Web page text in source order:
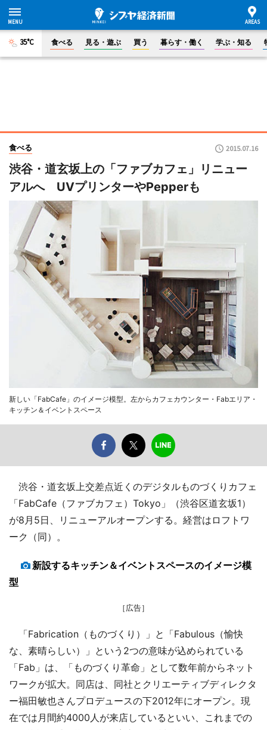
35°C 食べる 見る・遊ぶ 買う 暮らす・働く 学ぶ・知る
食べる 2015.07.16
渋谷・道玄坂上の「ファブカフェ」リニュー
アルへ UVプリンターやPepperも
新しい「FabCafe」のイメージ模型。左からカフェカウンター・Fabエリア・
キッチン＆イベントスペース
渋谷・道玄坂上交差点近くのデジタルものづくりカフェ
「FabCafe（ファブカフェ）Tokyo」（渋谷区道玄坂1）
が8月5日、リニューアルオープンする。経営はロフトワ
ーク（同）。
新設するキッチン＆イベントスペースのイメージ模
型
［広告］
「Fabrication（ものづくり）」と「Fabulous（愉快
な、素晴らしい）」という2つの意味が込められている
「Fab」は、「ものづくり革命」として数年前からネット
ワークが拡大。同店は、同社とクリエーティブディレクタ
ー福田敏也さんプロデュースの下2012年にオープン。現
在では月間約4000人が来店しているといい、これまでの